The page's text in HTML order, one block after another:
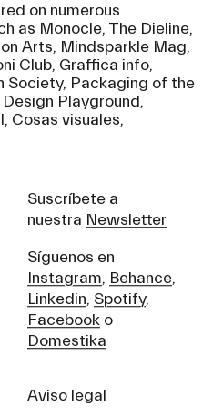
on numerous
as Monocle, The Dieline,
Arts, Mindsparkle Mag,
Club, Graffica info,
Society, Packaging of the
Playground,
Cosas visuales,
Síguenos en
Instagram, Behance,
Linkedin, Spotify,
Facebook o
Domestika
Suscríbete a
nuestra Newsletter
Aviso legal